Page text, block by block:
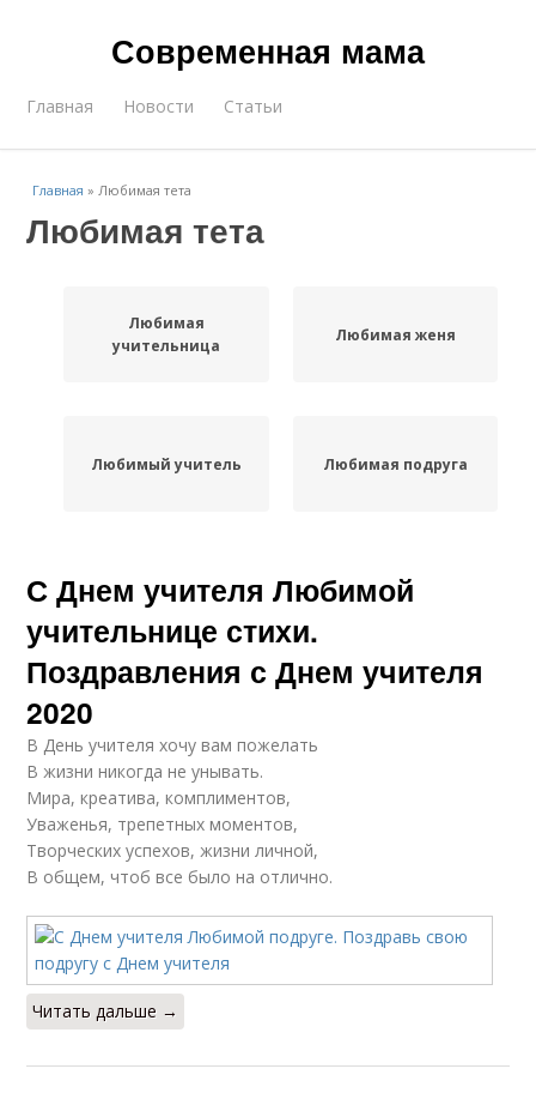
Современная мама
Главная Новости Статьи
Главная »Любимая тета
Любимая тета
Любимая
учительница
Любимая женя
Любимый учитель Любимая подруга
С Днем учителя Любимой
учительнице стихи.
Поздравления с Днем учителя
2020
В День учителя хочу вам пожелать
В жизни никогда не унывать.
Мира, креатива, комплиментов,
Уваженья, трепетных моментов,
Творческих успехов, жизни личной,
В общем, чтоб все было на отлично.
Читать дальше →